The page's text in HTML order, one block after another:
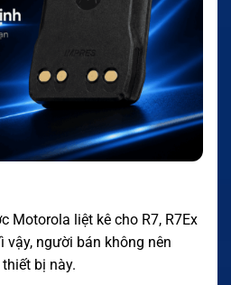
Motorola liệt kê cho R7, R7Ex
vậy, người bán không nên
bị này.